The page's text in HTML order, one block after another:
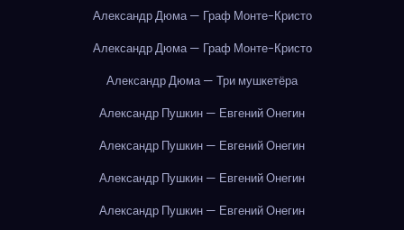
Александр Дюма — Граф Монте-Кристо
Александр Дюма — Граф Монте-Кристо
Александр Дюма — Три мушкетёра
Александр Пушкин — Евгений Онегин
Александр Пушкин — Евгений Онегин
Александр Пушкин — Евгений Онегин
Александр Пушкин — Евгений Онегин